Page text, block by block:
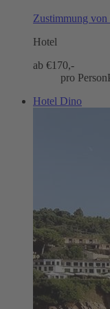
Zustimmung
Hotel
ab €170,-
pro Person
Hotel Dino